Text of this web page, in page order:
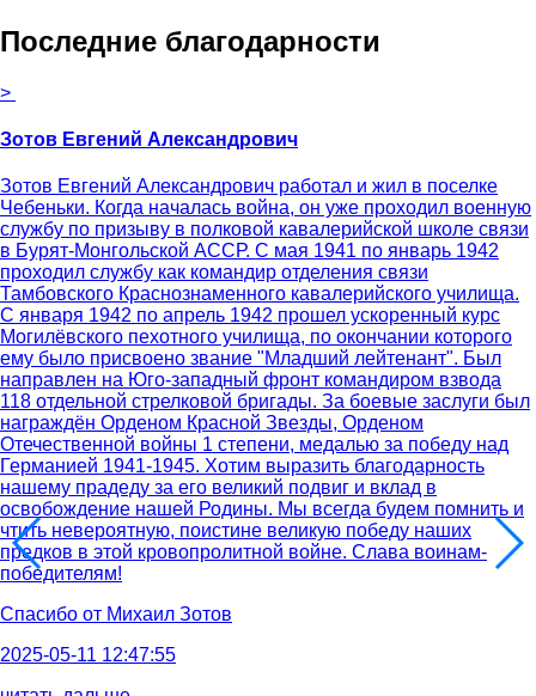
Последние благодарности
>
Зотов Евгений Александрович
Зотов Евгений Александрович работал и жил в поселке
Чебеньки. Когда началась война, он уже проходил военную
службу по призыву в полковой кавалерийской школе связи
в Бурят-Монгольской АССР. С мая 1941 по январь 1942
проходил службу как командир отделения связи
Тамбовского Краснознаменного кавалерийского училища.
С января 1942 по апрель 1942 прошел ускоренный курс
Могилёвского пехотного училища, по окончании которого
ему было присвоено звание "Младший лейтенант". Был
направлен на Юго-западный фронт командиром взвода
118 отдельной стрелковой бригады. За боевые заслуги был
награждён Орденом Красной Звезды, Орденом
Отечественной войны 1 степени, медалью за победу над
Германией 1941-1945. Хотим выразить благодарность
нашему прадеду за его великий подвиг и вклад в
освобождение нашей Родины. Мы всегда будем помнить и
чтить невероятную, поистине великую победу наших
предков в этой кровопролитной войне. Слава воинам-
победителям!
Спасибо от Михаил Зотов
2025-05-11 12:47:55